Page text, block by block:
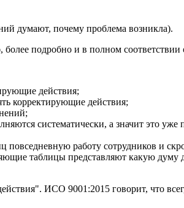
думают, почему проблема возникла).
подробно и в полном
действия;
корректирующие действия;
систематически, а значит это
повседневную работу сотрудников и
таблицы представляют какую
ИСО 9001:2015 говорит, что